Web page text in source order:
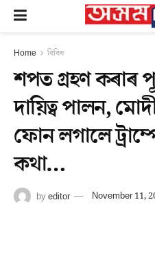
Home বিবিধ
শপত গ্ৰহণ কৰাৰ
দায়িত্ব পালন,
ফোন লগালে
কথা…
byeditor November 11,